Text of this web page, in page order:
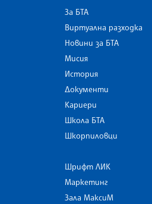
За БТА
Виртуална разходка
Новини за БТА
Мисия
История
Документи
Кариери
Школа БТА
Шкорпиловци
Шрифт ЛИК
Маркетинг
Зала МаксиМ